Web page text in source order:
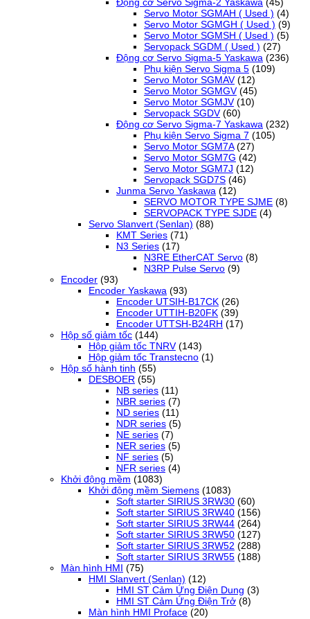
Servo Motor SGMAH ( Used ) (4)
Servo Motor SGMGH ( Used ) (9)
Servo Motor SGMSH ( Used ) (5)
Servopack SGDM ( Used ) (27)
Động cơ Servo Sigma-5 Yaskawa (236)
Phụ kiện Servo Sigma 5 (109)
Servo Motor SGMAV (12)
Servo Motor SGMGV (45)
Servo Motor SGMJV (10)
Servopack SGDV (60)
Động cơ Servo Sigma-7 Yaskawa (232)
Phụ kiện Servo Sigma 7 (105)
Servo Motor SGM7A (27)
Servo Motor SGM7G (42)
Servo Motor SGM7J (12)
Servopack SGD7S (46)
Junma Servo Yaskawa (12)
SERVO MOTOR TYPE SJME (8)
SERVOPACK TYPE SJDE (4)
Servo Slanvert (Senlan) (88)
KMT Series (71)
N3 Series (17)
N3RE EtherCAT Servo (8)
N3RP Pulse Servo (9)
Encoder (93)
Encoder Yaskawa (93)
Encoder UTSIH-B17CK (26)
Encoder UTTIH-B20FK (39)
Encoder UTTSH-B24RH (17)
Hộp số giảm tốc (144)
Hộp giảm tốc TNRV (143)
Hộp giảm tốc Transtecno (1)
Hộp số hành tinh (55)
DESBOER (55)
NB series (11)
NBR series (7)
ND series (11)
NDR series (5)
NE series (7)
NER series (5)
NF series (5)
NFR series (4)
Khởi động mềm (1083)
Khởi động mềm Siemens (1083)
Soft starter SIRIUS 3RW30 (60)
Soft starter SIRIUS 3RW40 (156)
Soft starter SIRIUS 3RW44 (264)
Soft starter SIRIUS 3RW50 (127)
Soft starter SIRIUS 3RW52 (288)
Soft starter SIRIUS 3RW55 (188)
Màn hình HMI (75)
HMI Slanvert (Senlan) (12)
HMI ST Cảm Ứng Điện Dung (3)
HMI ST Cảm Ứng Điện Trở (8)
Màn hình HMI Proface (20)